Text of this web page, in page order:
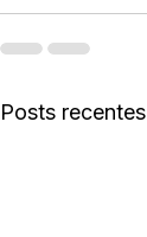
Posts recentes